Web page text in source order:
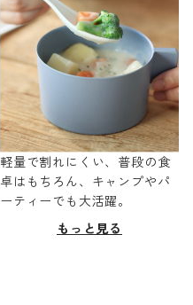
軽量で割れにくい、普段の食
卓はもちろん、キャンプやパ
ーティーでも大活躍。
もっと見る